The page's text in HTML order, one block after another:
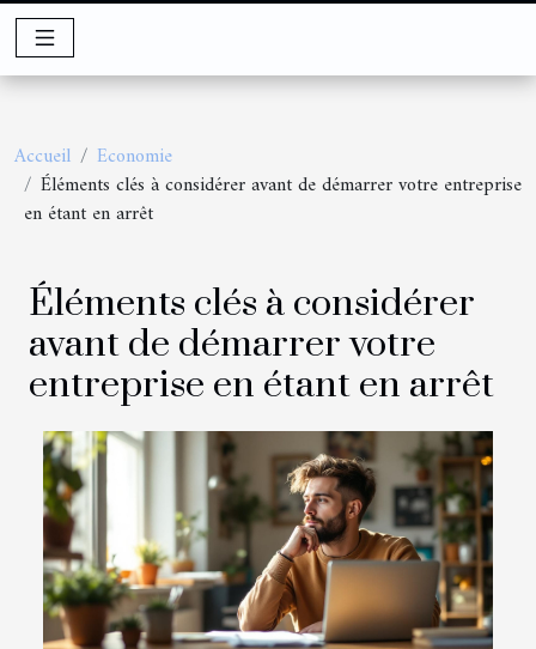
Accueil
Economie
Éléments clés à considérer avant de démarrer votre entreprise
en étant en arrêt
Éléments clés à considérer
avant de démarrer votre
entreprise en étant en arrêt